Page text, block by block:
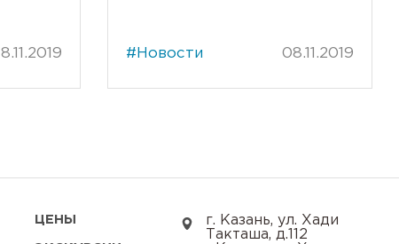
18.11.2019 #Новости 08.11.2019
ЦЕНЫ
г. Казань, ул. Хади
Такташа, д.112